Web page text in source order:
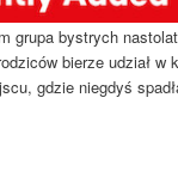
grupa bystrych
bierze udział w
gdzie niegdyś